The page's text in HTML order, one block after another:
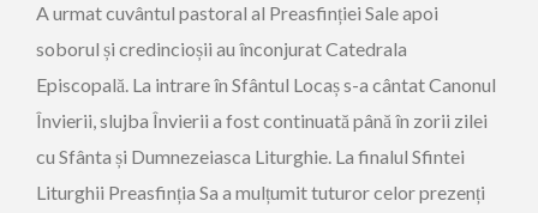
A urmat cuvântul pastoral al Preasfinției Sale apoi
soborul și credincioșii au înconjurat Catedrala
Episcopală. La intrare în Sfântul Locaș s-a cântat Canonul
Învierii, slujba Învierii a fost continuată până în zorii zilei
cu Sfânta și Dumnezeiasca Liturghie. La finalul Sfintei
Liturghii Preasfinția Sa a mulțumit tuturor celor prezenți